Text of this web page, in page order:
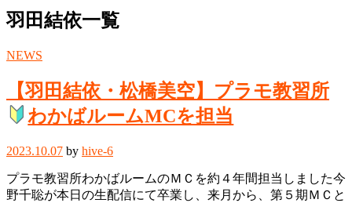
羽田結依一覧
NEWS
【羽田結依・松橋美空】プラモ教習所
わかばルームMCを担当
2023.10.07 by hive-6
プラモ教習所わかばルームのＭＣを約４年間担当しました今
野千聡が本日の生配信にて卒業し、来月から、第５期ＭＣと